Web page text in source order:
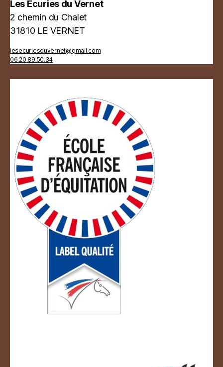
Les Ecuries du Vernet
2 chemin du Chalet
31810 LE VERNET
lesecuriesduvernet@gmail.com
06.20.89.50.34